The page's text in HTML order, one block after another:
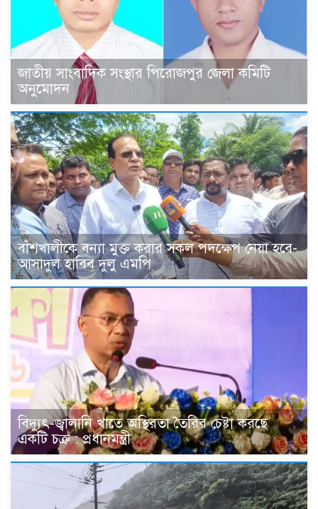
জাতীয় সাংবাদিক সংস্থার পিরোজপুর জেলা কমিটি
অনুমোদন
বাঁশখালীকে বন্যা মুক্ত করার সকল পদক্ষেপ নেয়া হবে-
আসাদুল হাবিব দুলু এমপি
বিদ্যুৎ-জ্বালানি খাতে অস্থিরতা তৈরির চেষ্টা করছে
একটি চক্র : প্রধানমন্ত্রী